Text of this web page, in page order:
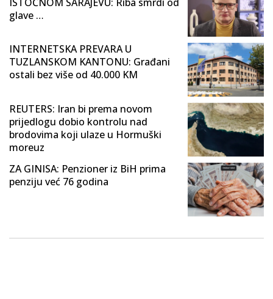
glave …
INTERNETSKA PREVARA U
TUZLANSKOM KANTONU: Građani
ostali bez više od 40.000 KM
REUTERS: Iran bi prema novom
prijedlogu dobio kontrolu nad
brodovima koji ulaze u Hormuški
moreuz
ZA GINISA: Penzioner iz BiH prima
penziju već 76 godina